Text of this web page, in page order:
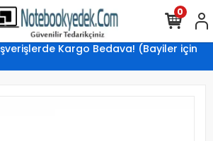
Kargo Bedava! (Bayiler için
0